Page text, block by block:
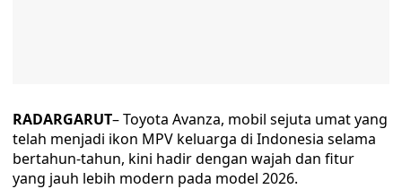
RADARGARUT– Toyota Avanza, mobil sejuta umat yang
telah menjadi ikon MPV keluarga di Indonesia selama
bertahun-tahun, kini hadir dengan wajah dan fitur
yang jauh lebih modern pada model 2026.